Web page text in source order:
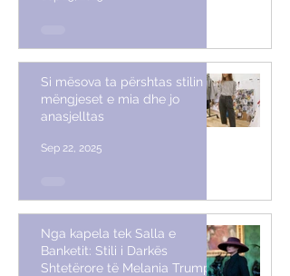
Si mësova ta përshtas stilin me
mëngjeset e mia dhe jo
anasjelltas
Sep 22, 2025
Nga kapela tek Salla e
Banketit: Stili i Darkës
Shtetërore të Melania Trump